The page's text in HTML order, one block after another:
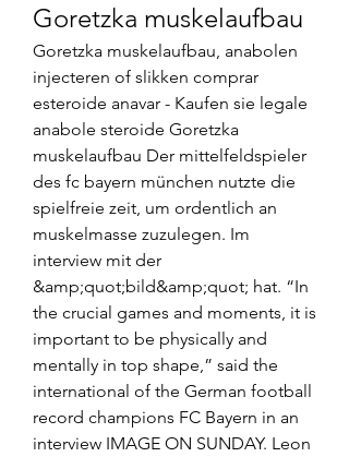
Goretzka muskelaufbau
Goretzka muskelaufbau, anabolen
injecteren of slikken comprar
esteroide anavar - Kaufen sie legale
anabole steroide Goretzka
muskelaufbau Der mittelfeldspieler
des fc bayern münchen nutzte die
spielfreie zeit, um ordentlich an
muskelmasse zuzulegen. Im
interview mit der
&amp;quot;bild&amp;quot; hat. “In
the crucial games and moments, it is
important to be physically and
mentally in top shape,” said the
international of the German football
record champions FC Bayern in an
interview IMAGE ON SUNDAY. Leon